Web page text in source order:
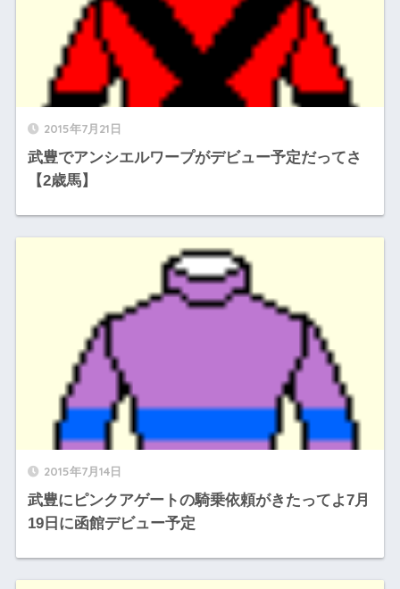
2015年7月21日
武豊でアンシエルワープがデビュー予定だってさ
【2歳馬】
2015年7月14日
武豊にピンクアゲートの騎乗依頼がきたってよ7月
19日に函館デビュー予定